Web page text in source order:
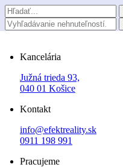
Kancelária
Južná trieda 93,
040 01 Košice
Kontakt
info@efektreality.sk
0911 198 991
Pracujeme